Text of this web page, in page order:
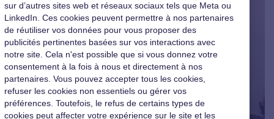
sur d’autres sites web et réseaux sociaux tels que Meta ou
LinkedIn. Ces cookies peuvent permettre à nos partenaires
de réutiliser vos données pour vous proposer des
publicités pertinentes basées sur vos interactions avec
notre site. Cela n'est possible que si vous donnez votre
consentement à la fois à nous et directement à nos
partenaires. Vous pouvez accepter tous les cookies,
refuser les cookies non essentiels ou gérer vos
préférences. Toutefois, le refus de certains types de
cookies peut affecter votre expérience sur le site et les